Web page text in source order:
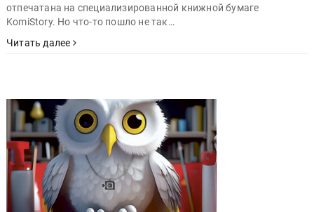
отпечатана на специализированной книжной бумаге
KomiStory. Но что-то пошло не так…
Читать далее